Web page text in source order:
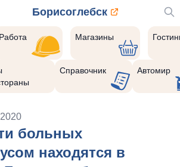
Борисоглебск
Работа Магазины
Справочник Автомир
больных
находятся в